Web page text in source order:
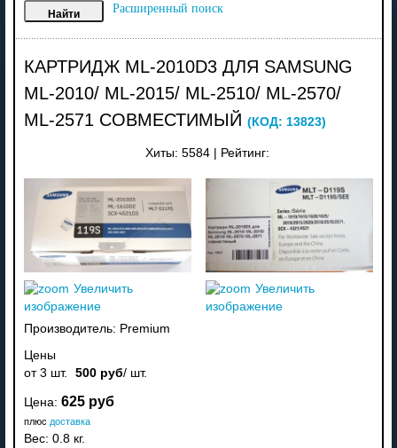
Расширенный поиск
КАРТРИДЖ ML-2010D3 ДЛЯ SAMSUNG
ML-2010/ ML-2015/ ML-2510/ ML-2570/
ML-2571 СОВМЕСТИМЫЙ (КОД: 13823)
Хиты: 5584 Рейтинг:
Увеличить
изображение
Увеличить
изображение
Производитель: Premium
Цены
от 3 шт.
500 руб/ шт.
Цена: 625 руб
плюс доставка
Вес: 0.8 кг.